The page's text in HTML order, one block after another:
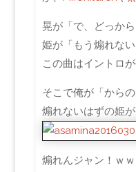
晃が「で、どっか
姫が「もう煽れない
この曲はイントロ
そこで俺が「から
煽れないはずの姫
煽れんジャン！ｗｗ